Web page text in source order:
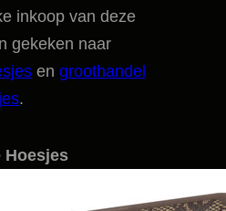
inkoop van deze
gekeken naar
en groothandel
.
Hoesjes